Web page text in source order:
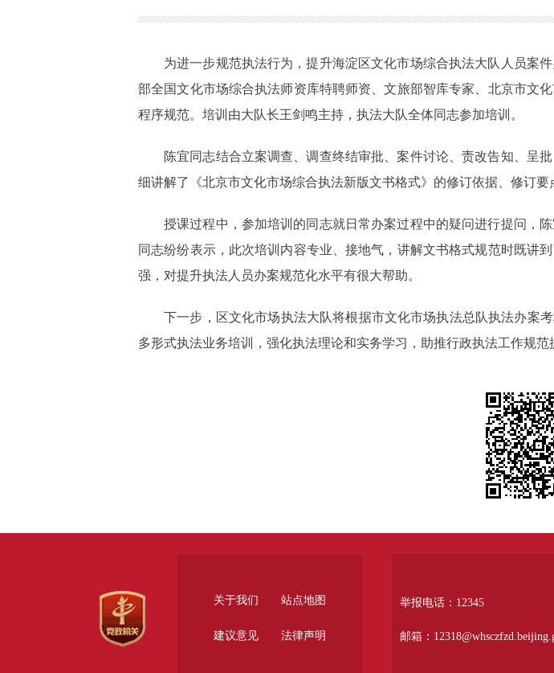
为进一步规范执法行为，提升海淀区文化市场综合执法大队人员案
部全国文化市场综合执法师资库特聘师资、文旅部智库专家、北京市文
程序规范。培训由大队长王剑鸣主持，执法大队全体同志参加培训。
陈宜同志结合立案调查、调查终结审批、案件讨论、责改告知、呈
细讲解了《北京市文化市场综合执法新版文书格式》的修订依据、修订
授课过程中，参加培训的同志就日常办案过程中的疑问进行提问，
同志纷纷表示，此次培训内容专业、接地气，讲解文书格式规范时既讲
强，对提升执法人员办案规范化水平有很大帮助。
下一步，区文化市场执法大队将根据市文化市场执法总队执法办案
多形式执法业务培训，强化执法理论和实务学习，助推行政执法工作规范
关于我们 站点地图
建议意见 法律声明
举报电话：12345
邮箱：